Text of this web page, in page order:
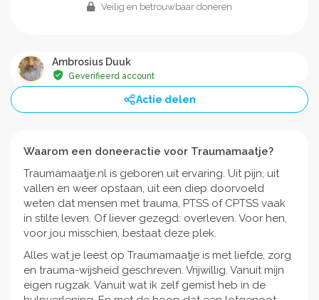
Veilig en betrouwbaar doneren
Ambrosius Duuk
Geverifieerd account
Actie delen
Waarom een doneeractie voor Traumamaatje?
Traumamaatje.nl is geboren uit ervaring. Uit pijn, uit
vallen en weer opstaan, uit een diep doorvoeld
weten dat mensen met trauma, PTSS of CPTSS vaak
in stilte leven. Of liever gezegd: overleven. Voor hen,
voor jou misschien, bestaat deze plek.
Alles wat je leest op Traumamaatje is met liefde, zorg
en trauma-wijsheid geschreven. Vrijwillig. Vanuit mijn
eigen rugzak. Vanuit wat ik zelf gemist heb in de